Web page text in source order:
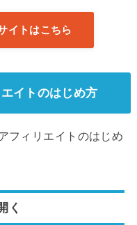
イトはこちら
イトのはじめ方
フィリエイトのはじめ
く